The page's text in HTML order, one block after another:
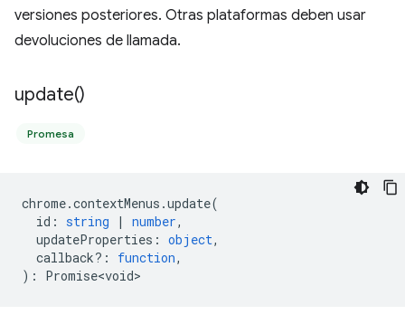
versiones posteriores. Otras plataformas deben usar
devoluciones de llamada.
update()
Promesa
chrome.contextMenus .update(
id : string | number,
updateProperties : object,
callback? : function,
) : Promise<void>